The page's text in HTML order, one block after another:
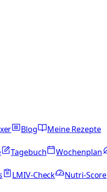
Blog
Meine Rezepte
Tagebuch Wochenplan
LMIV-Check Nutri-Score